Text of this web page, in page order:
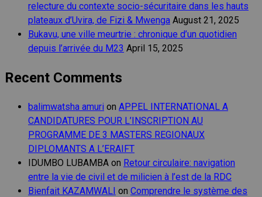
relecture du contexte socio-sécuritaire dans les hauts
plateaux d’Uvira, de Fizi & Mwenga August 21, 2025
Bukavu, une ville meurtrie : chronique d’un quotidien
depuis l’arrivée du M23 April 15, 2025
Recent Comments
balimwatsha amuri on APPEL INTERNATIONAL A
CANDIDATURES POUR L’INSCRIPTION AU
PROGRAMME DE 3 MASTERS REGIONAUX
DIPLOMANTS A L’ERAIFT
IDUMBO LUBAMBA on Retour circulaire: navigation
entre la vie de civil et de milicien à l’est de la RDC
Bienfait KAZAMWALI on Comprendre le système des